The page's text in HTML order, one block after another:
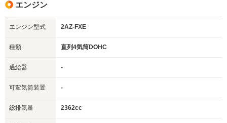
エンジン
エンジン型式 2AZ-FXE
種類 直列4気筒DOHC
過給器 -
可変気筒装置 -
総排気量 2362cc